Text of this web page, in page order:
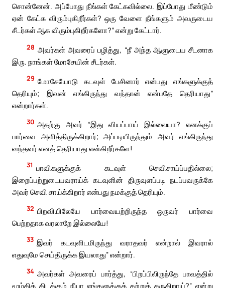
சொன்னேன். அப்போது நீங்கள் கேட்கவில்லை. இப்போது மீண்டும்
ஏன் கேட்க விரும்புகிறீர்கள்? ஒரு வேளை நீங்களும் அவருடைய
சீடர்கள் ஆக விரும்புகிறீர்களோ?” என்று கேட்டார்.
28 அவர்கள் அவரைப் பழித்து, “நீ அந்த ஆளுடைய சீடனாக
இரு. நாங்கள் மோசேயின் சீடர்கள்.
29 மோசேயோடு கடவுள் பேசினார் என்பது எங்களுக்குத்
தெரியும்; இவன் எங்கிருந்து வந்தான் என்பதே தெரியாது”
என்றார்கள்.
30 அதற்கு அவர் “இது வியப்பாய் இல்லையா? எனக்குப்
பார்வை அளித்திருக்கிறார்; அப்படியிருந்தும் அவர் எங்கிருந்து
வந்தவர் எனத் தெரியாது என்கிறீர்களே!
31 பாவிகளுக்குக் கடவுள் செவிசாய்ப்பதில்லை;
இறைப்பற்றுடையவராய்க் கடவுளின் திருவுளப்படி நடப்பவருக்கே
அவர் செவி சாய்க்கிறார் என்பது நமக்குத் தெரியும்.
32 பிறவியிலேயே பார்வையற்றிருந்த ஒருவர் பார்வை
பெற்றதாக வரலாறே இல்லையே!
33 இவர் கடவுளிடமிருந்து வராதவர் என்றால் இவரால்
எதுவுமே செய்திருக்க இயலாது” என்றார்.
34 அவர்கள் அவரைப் பார்த்து, “பிறப்பிலிருந்தே பாவத்தில்
மூழ்கிக் கிடக்கும் நீயா எங்களுக்குக் கற்றுத் தருகிறாய்?” என்று